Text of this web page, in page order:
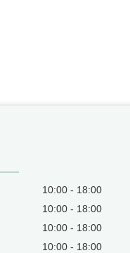
10:00
18:00
10:00
18:00
10:00
18:00
10:00
18:00